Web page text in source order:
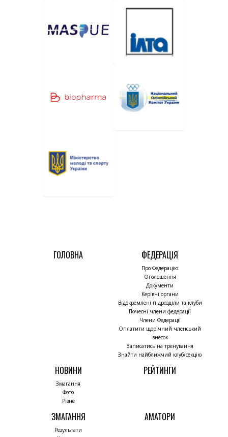
ГОЛОВНА ФЕДЕРАЦІЯ
Про Федерацію
Оголошення
Документи
Керівні органи
Відокремлені підрозділи та клуби
Почесні члени федерації
Члени Федерації
Оплатити щорічний членський
внесок
Записатись на тренування
Знайти найближчий клуб/секцію
НОВИНИ
Змагання
Фото
Різне
РЕЙТИНГИ
ЗМАГАННЯ
Результати
АМАТОРИ